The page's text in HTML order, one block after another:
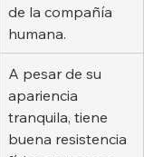
de la compañía
humana.
A pesar de su
apariencia
tranquila, tiene
buena resistencia